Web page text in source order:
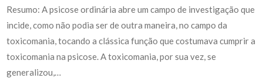
Resumo: A psicose ordinária abre um campo de investigação que
incide, como não podia ser de outra maneira, no campo da
toxicomania, tocando a clássica função que costumava cumprir a
toxicomania na psicose. A toxicomania, por sua vez, se
generalizou,…